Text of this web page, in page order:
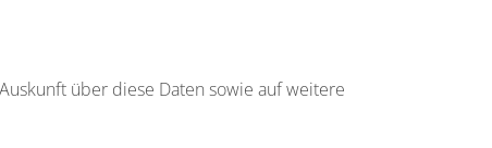
über diese Daten sowie auf weitere